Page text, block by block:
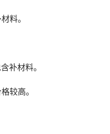
料。
补材料。
较高。